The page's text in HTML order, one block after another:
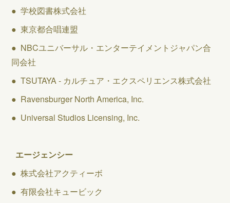
● 学校図書株式会社
● 東京都合唱連盟
● NBCユニバーサル・エンターテイメントジャパン合
同会社
● TSUTAYA - カルチュア・エクスペリエンス株式会社
● Ravensburger North America, Inc.
● Universal Studios Licensing, Inc.
エージェンシー
● 株式会社アクティーボ
● 有限会社キュービック